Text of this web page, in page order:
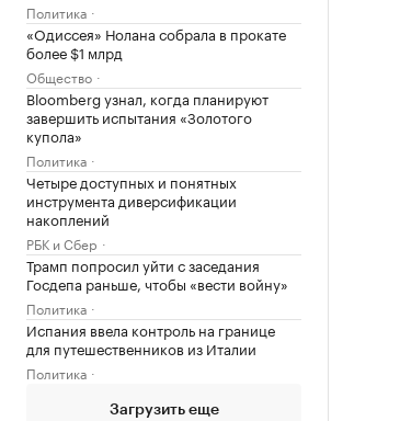
Политика
«Одиссея» Нолана собрала в прокате
более $1 млрд
Общество
Bloomberg узнал, когда планируют
завершить испытания «Золотого
купола»
Политика
Четыре доступных и понятных
инструмента диверсификации
накоплений
РБК и Сбер
Трамп попросил уйти с заседания
Госдепа раньше, чтобы «вести войну»
Политика
Испания ввела контроль на границе
для путешественников из Италии
Политика
Загрузить еще